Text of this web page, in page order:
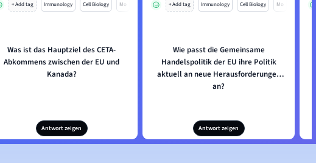
+ Add tag Immunology Cell Biology Mo
Was ist das Hauptziel des CETA-
Abkommens zwischen der EU und
Kanada?
Antwort zeigen
+ Add tag Immunology Cell Biology Mo
Wie passt die Gemeinsame
Handelspolitik der EU ihre Politik
aktuell an neue Herausforderungen
an?
Antwort zeigen